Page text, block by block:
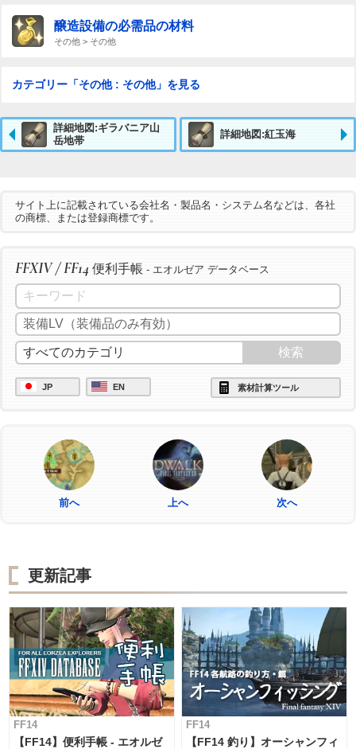
醸造設備の必需品の材料
その他 > その他
カテゴリー「その他 : その他」を見る
詳細地図:ギラバニア山
岳地帯
詳細地図:紅玉海
サイト上に記載されている会社名・製品名・システム名などは、各社
の商標、または登録商標です。
FFXIV / FF14 便利手帳 - エオルゼア データベース
JP EN 素材計算ツール
前へ 上へ 次へ
更新記事
FF14
【FF14】便利手帳 - エオルゼ
FF14
【FF14 釣り】オーシャンフィ